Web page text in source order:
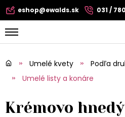
eshop@ewalds.sk 031 /
Umelé kvety
Podľa
Umelé listy a konáre
Krémovo